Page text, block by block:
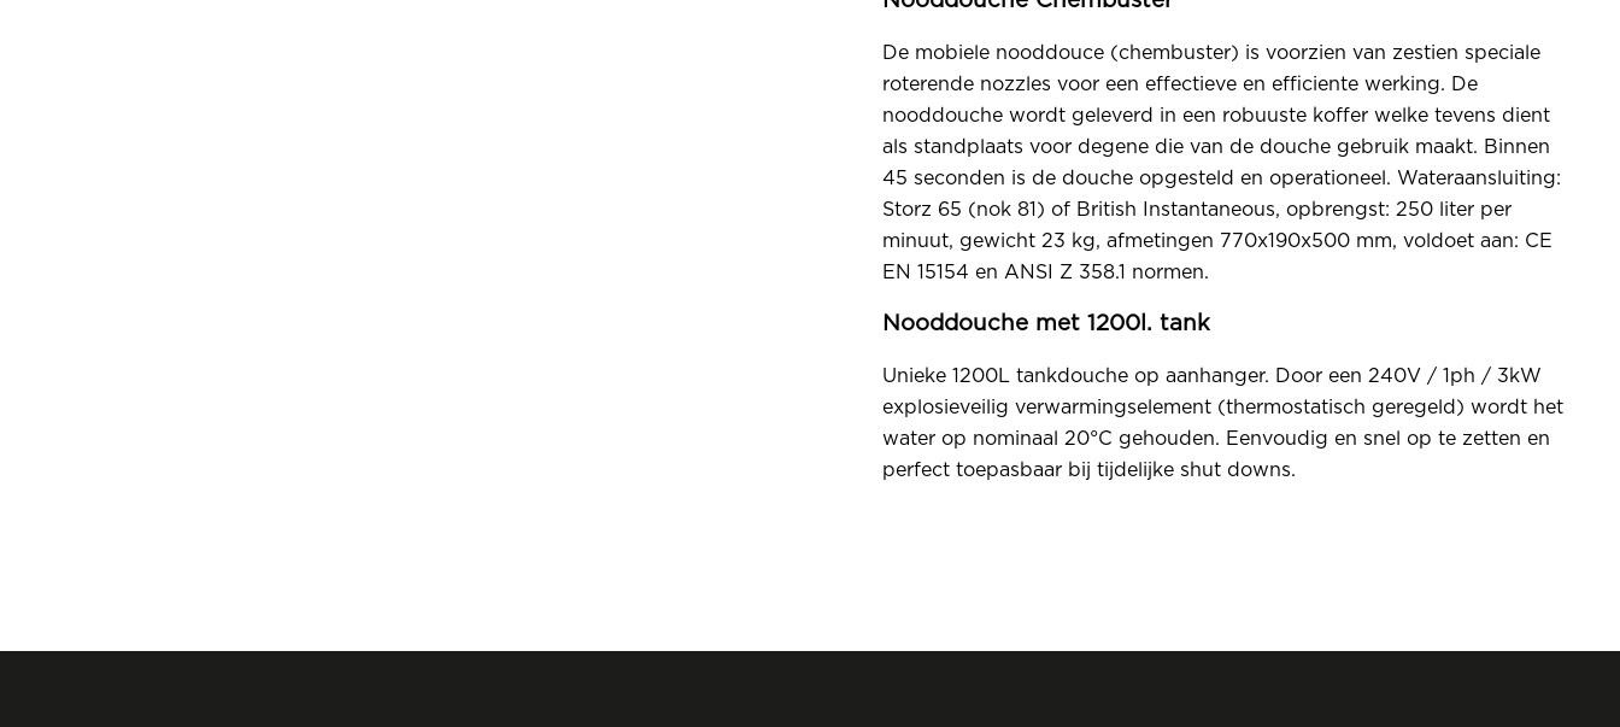
De mobiele nooddouce (chembuster) is voorzien van zestien speciale
roterende nozzles voor een effectieve en efficiente werking. De
nooddouche wordt geleverd in een robuuste koffer welke tevens dient
als standplaats voor degene die van de douche gebruik maakt. Binnen
45 seconden is de douche opgesteld en operationeel. Wateraansluiting:
Storz 65 (nok 81) of British Instantaneous, opbrengst: 250 liter per
minuut, gewicht 23 kg, afmetingen 770x190x500 mm, voldoet aan: CE
EN 15154 en ANSI Z 358.1 normen.
Nooddouche met 1200l. tank
Unieke 1200L tankdouche op aanhanger. Door een 240V / 1ph / 3kW
explosieveilig verwarmingselement (thermostatisch geregeld) wordt het
water op nominaal 20°C gehouden. Eenvoudig en snel op te zetten en
perfect toepasbaar bij tijdelijke shut downs.